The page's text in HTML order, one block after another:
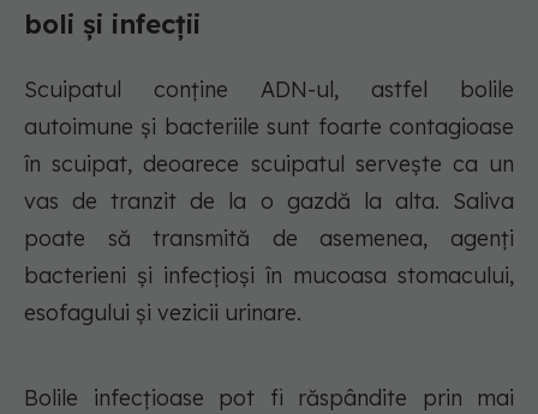
boli și infecții
Scuipatul conține ADN-ul, astfel bolile
autoimune și bacteriile sunt foarte contagioase
în scuipat, deoarece scuipatul servește ca un
vas de tranzit de la o gazdă la alta. Saliva
poate să transmită de asemenea, agenți
bacterieni și infecțioși în mucoasa stomacului,
esofagului și vezicii urinare.
Bolile infecțioase pot fi răspândite prin mai